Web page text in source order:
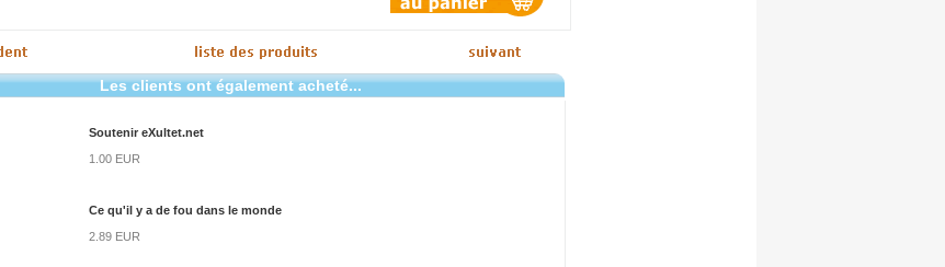
Les clients ont également acheté...
Soutenir eXultet.net
1.00 EUR
Ce qu'il y a de fou dans le monde
2.89 EUR